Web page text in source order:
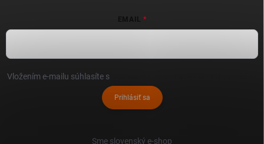
EMAIL
Vložením e-mailu súhlasíte s
Prihlásiť sa
Sme slovenský e-shop